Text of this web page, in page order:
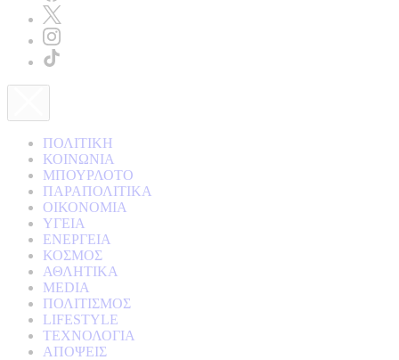
ΠΟΛΙΤΙΚΗ
ΚΟΙΝΩΝΙΑ
ΜΠΟΥΡΛΟΤΟ
ΠΑΡΑΠΟΛΙΤΙΚΑ
ΟΙΚΟΝΟΜΙΑ
ΥΓΕΙΑ
ΕΝΕΡΓΕΙΑ
ΚΟΣΜΟΣ
ΑΘΛΗΤΙΚΑ
MEDIA
ΠΟΛΙΤΙΣΜΟΣ
LIFESTYLE
ΤΕΧΝΟΛΟΓΙΑ
ΑΠΟΨΕΙΣ